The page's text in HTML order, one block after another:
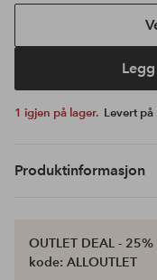
1 igjen på lager. Levert
Produktinformasjon
OUTLET DEAL -
kode: ALLOUTLET